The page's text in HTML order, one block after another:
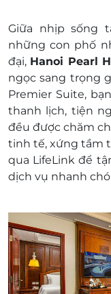
Tiện ích
Nước
Ăn
Miễn
phòng
Miễn
và các
Giá
GTGT
Dịch vụ không
Chính sách trẻ
Trẻ em
Miễn
chung
Miễn
Giữa nhịp sống
những con phố
đại, Hanoi Pearl
ngọc sang trọng
Premier Suite,
thanh lịch, tiện
đều được chăm
tinh tế, xứng tầm
qua LifeLink để
dịch vụ nhanh